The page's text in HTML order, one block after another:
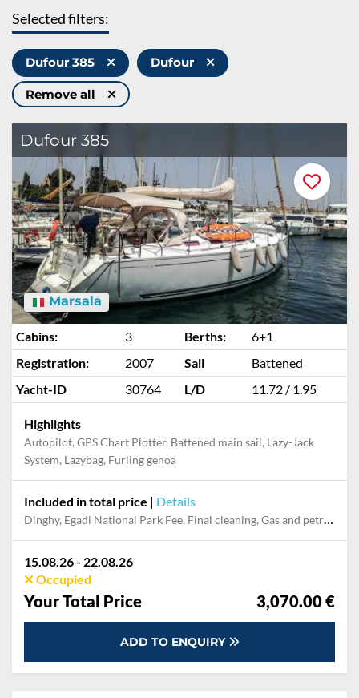
Selected filters:
Dufour 385 Dufour
Remove all
Dufour 385
Marsala
Cabins: 3 Berths:
6+1
Registration:
2007 Sail
Battened
Yacht-ID
30764 L/D 11.72 / 1.95
Highlights
Autopilot, GPS Chart Plotter, Battened main sail, Lazy-Jack
System, Lazybag, Furling genoa
Included in total price | Details
Dinghy, Egadi National Park Fee, Final cleaning, Gas and petrol for outboard, Outboard engine
15.08.26 - 22.08.26
Occupied
Your Total Price 3,070.00 €
ADD TO ENQUIRY